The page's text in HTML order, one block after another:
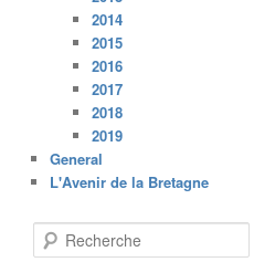
2014
2015
2016
2017
2018
2019
General
L'Avenir de la Bretagne
e